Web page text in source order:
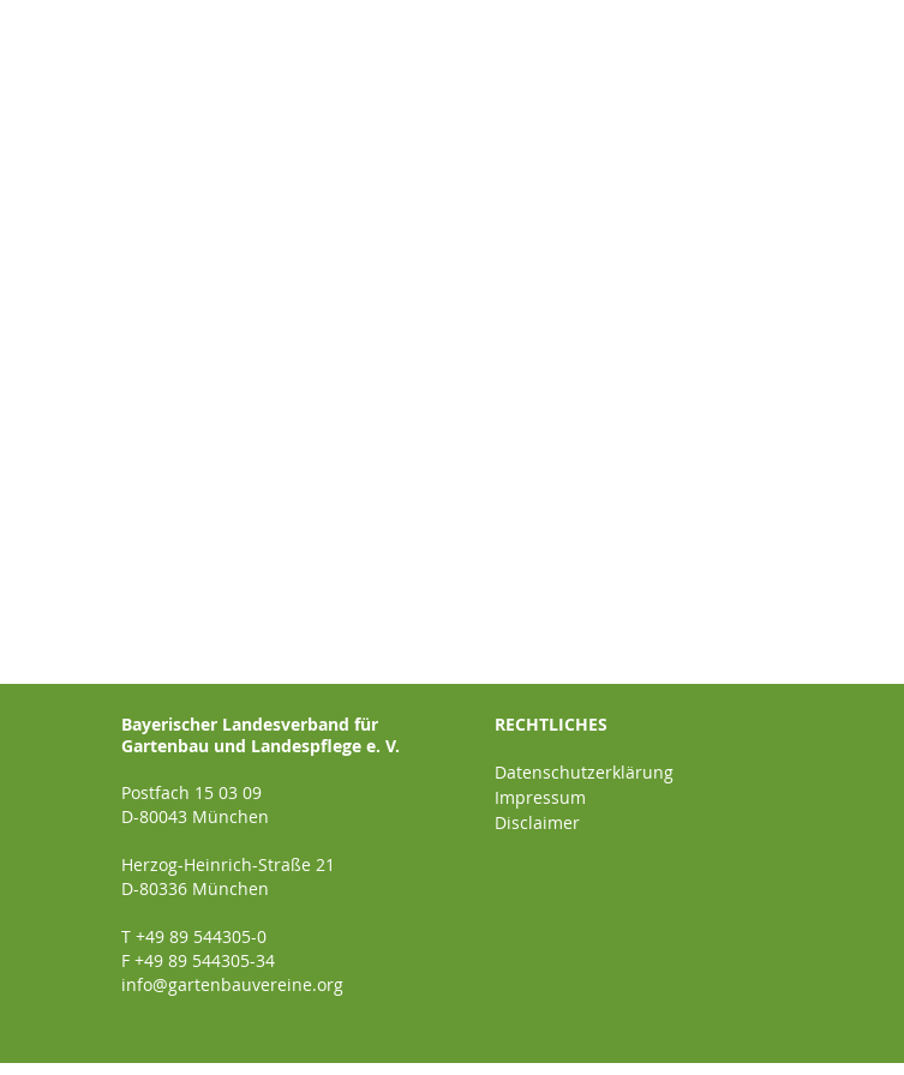
Bayerischer Landesverband für
Gartenbau und Landespflege e. V.
Postfach 15 03 09
D-80043 München
Herzog-Heinrich-Straße 21
D-80336 München
T +49 89 544305-0
F +49 89 544305-34
info@gartenbauvereine.org
RECHTLICHES
Datenschutzerklärung
Impressum
Disclaimer